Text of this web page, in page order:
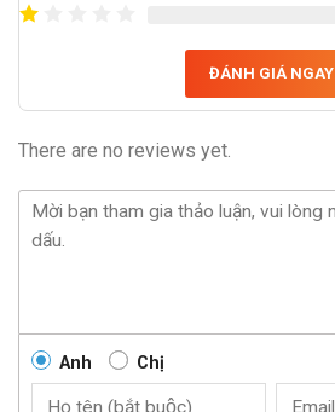
ĐÁNH GIÁ NGAY
There are no reviews yet.
Anh Chị